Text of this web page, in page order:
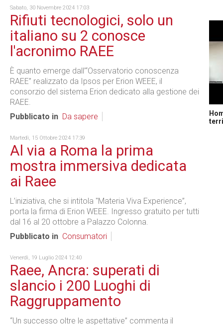
Sabato, 30 Novembre 2024 17:03
Rifiuti tecnologici, solo un
italiano su 2 conosce
l'acronimo RAEE
È quanto emerge dall’“Osservatorio conoscenza
RAEE” realizzato da Ipsos per Erion WEEE, il
consorzio del sistema Erion dedicato alla gestione dei
RAEE.
Pubblicato in Da sapere
Martedì, 15 Ottobre 2024 17:39
Al via a Roma la prima
mostra immersiva dedicata
ai Raee
L’iniziativa, che si intitola "Materia Viva Experience”,
porta la firma di Erion WEEE. Ingresso gratuito per tutti
dal 16 al 20 ottobre a Palazzo Colonna.
Pubblicato in Consumatori
Venerdì, 19 Luglio 2024 12:40
Raee, Ancra: superati di
slancio i 200 Luoghi di
Raggruppamento
“Un successo oltre le aspettative” commenta il